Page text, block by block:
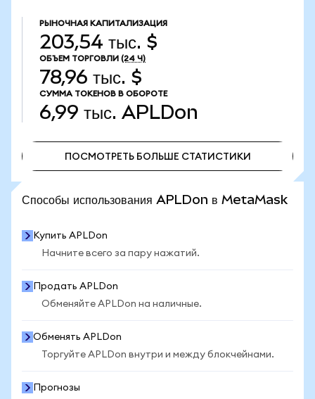
РЫНОЧНАЯ КАПИТАЛИЗАЦИЯ
203,54 тыс. $
ОБЪЕМ ТОРГОВЛИ (24 Ч)
78,96 тыс. $
СУММА ТОКЕНОВ В ОБОРОТЕ
6,99 тыс. APLDon
ПОСМОТРЕТЬ БОЛЬШЕ СТАТИСТИКИ
Способы использования APLDon в MetaMask
Купить APLDon
Начните всего за пару нажатий.
Продать APLDon
Обменяйте APLDon на наличные.
Обменять APLDon
Торгуйте APLDon внутри и между блокчейнами.
Прогнозы